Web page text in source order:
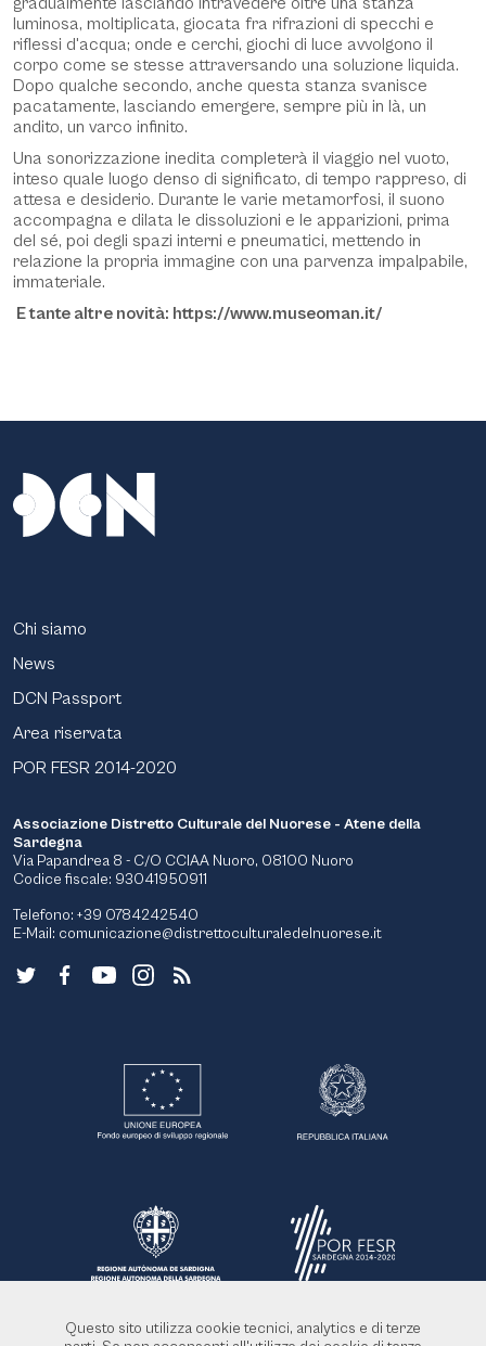
luminosa, moltiplicata, giocata fra rifrazioni di specchi e
riflessi d'acqua; onde e cerchi, giochi di luce avvolgono il
corpo come se stesse attraversando una soluzione liquida.
Dopo qualche secondo, anche questa stanza svanisce
pacatamente, lasciando emergere, sempre più in là, un
andito, un varco infinito.
Una sonorizzazione inedita completerà il viaggio nel vuoto,
inteso quale luogo denso di significato, di tempo rappreso, di
attesa e desiderio. Durante le varie metamorfosi, il suono
accompagna e dilata le dissoluzioni e le apparizioni, prima
del sé, poi degli spazi interni e pneumatici, mettendo in
relazione la propria immagine con una parvenza impalpabile,
immateriale.
E tante altre novità: https://www.museoman.it/
Chi siamo
News
DCN Passport
Area riservata
POR FESR 2014-2020
Associazione Distretto Culturale del Nuorese - Atene della
Sardegna
Via Papandrea 8 - C/O CCIAA Nuoro, 08100 Nuoro
Codice fiscale: 93041950911
Telefono: +39 0784242540
E-Mail: comunicazione@distrettoculturaledelnuorese.it
Questo sito utilizza cookie tecnici, analytics e di terze